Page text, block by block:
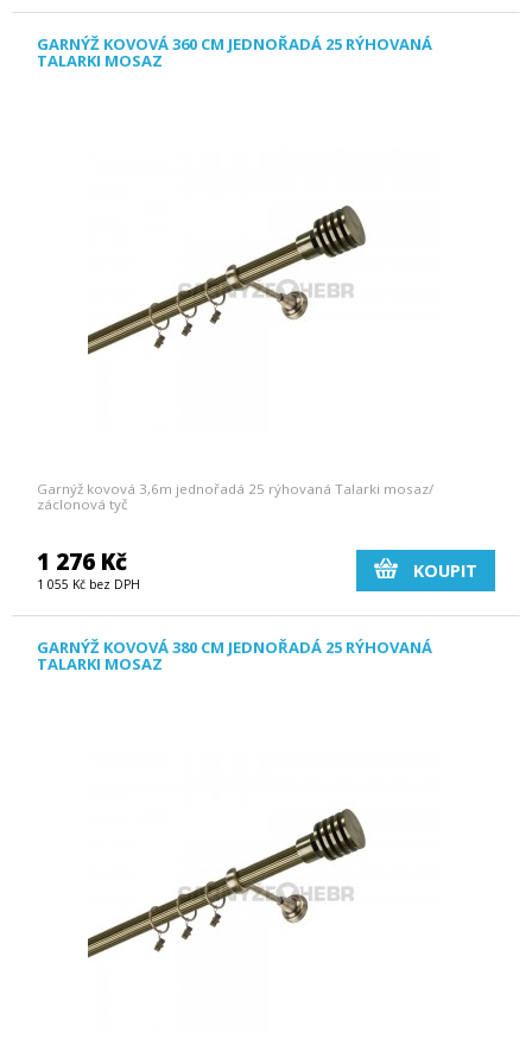
GARNÝŽ KOVOVÁ 360 CM JEDNOŘADÁ 25 RÝHOVANÁ
TALARKI MOSAZ
Garnýž kovová 3,6m jednořadá 25 rýhovaná Talarki mosaz/
záclonová tyč
1 276 Kč
1 055 Kč bez DPH
KOUPIT
GARNÝŽ KOVOVÁ 380 CM JEDNOŘADÁ 25 RÝHOVANÁ
TALARKI MOSAZ